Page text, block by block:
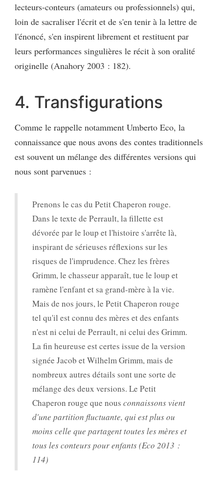
lecteurs-conteurs (amateurs ou professionnels) qui,
loin de sacraliser l'écrit et de s'en tenir à la lettre de
l'énoncé, s'en inspirent librement et restituent par
leurs performances singulières le récit à son oralité
originelle (Anahory 2003 : 182).
4. Transfigurations
Comme le rappelle notamment Umberto Eco, la
connaissance que nous avons des contes traditionnels
est souvent un mélange des différentes versions qui
nous sont parvenues :
Prenons le cas du Petit Chaperon rouge.
Dans le texte de Perrault, la fillette est
dévorée par le loup et l'histoire s'arrête là,
inspirant de sérieuses réflexions sur les
risques de l'imprudence. Chez les frères
Grimm, le chasseur apparaît, tue le loup et
ramène l'enfant et sa grand-mère à la vie.
Mais de nos jours, le Petit Chaperon rouge
tel qu'il est connu des mères et des enfants
n'est ni celui de Perrault, ni celui des Grimm.
La fin heureuse est certes issue de la version
signée Jacob et Wilhelm Grimm, mais de
nombreux autres détails sont une sorte de
mélange des deux versions. Le Petit
Chaperon rouge que nous connaissons vient
d'une partition fluctuante, qui est plus ou
moins celle que partagent toutes les mères et
tous les conteurs pour enfants (Eco 2013 :
114)